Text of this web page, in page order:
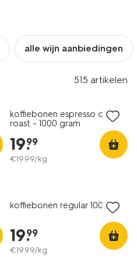
alle wijn aanbiedingen
515 artikelen
koffiebonen espresso dark
roast - 1000 gram
19.
99
€19.99/kg
koffiebonen regular 1000gr
19.
99
€19.99/kg